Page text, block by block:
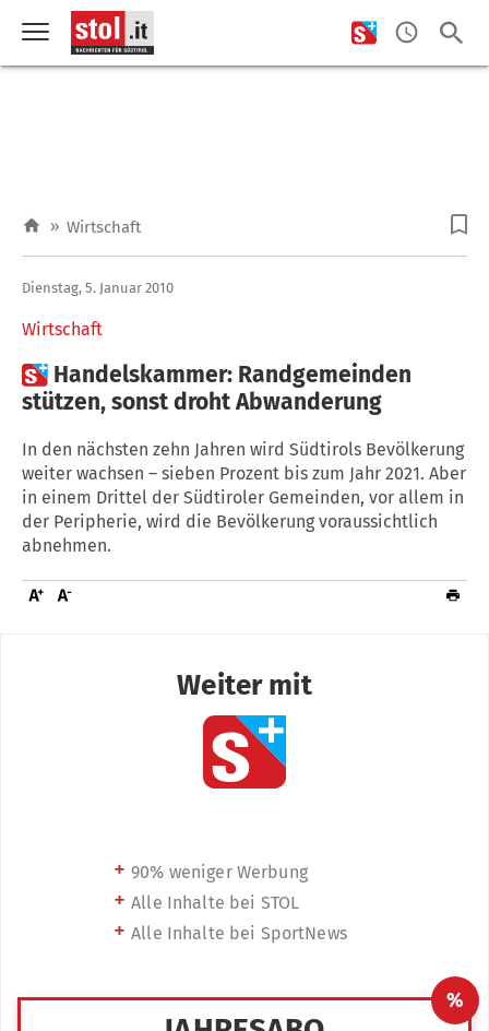
» Wirtschaft
Wirtschaft
Dienstag, 5. Januar 2010
 Handelskammer: Randgemeinden
stützen, sonst droht Abwanderung
In den nächsten zehn Jahren wird Südtirols Bevölkerung
weiter wachsen – sieben Prozent bis zum Jahr 2021. Aber
in einem Drittel der Südtiroler Gemeinden, vor allem in
der Peripherie, wird die Bevölkerung voraussichtlich
abnehmen.